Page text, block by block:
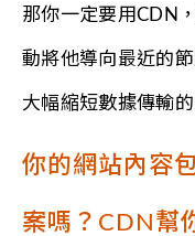
那你一定要用CDN
動將他導向最近的節
大幅縮短數據傳輸的
你的網站內容
案嗎？CDN幫